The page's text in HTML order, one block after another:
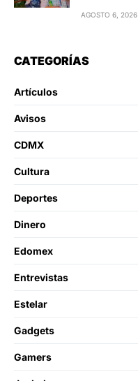
AGOSTO 6, 2026
CATEGORÍAS
Artículos
Avisos
CDMX
Cultura
Deportes
Dinero
Edomex
Entrevistas
Estelar
Gadgets
Gamers